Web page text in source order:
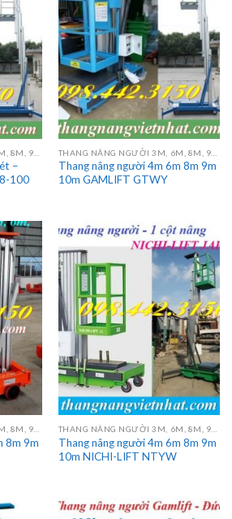
–
100
Thang nâng người 4m 6m 8m 9m
10m GAMLIFT GTWY
8m 9m
Thang nâng người 4m 6m 8m 9m
10m NICHI-LIFT NTYW